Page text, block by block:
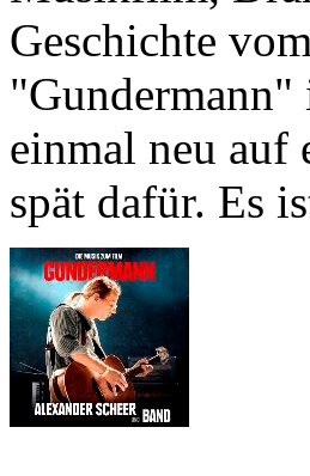
Geschichte
einmal neu auf
spät dafür. Es